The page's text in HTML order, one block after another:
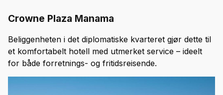
Crowne Plaza Manama
Beliggenheten i det diplomatiske kvarteret gjør dette til
et komfortabelt hotell med utmerket service – ideelt
for både forretnings- og fritidsreisende.